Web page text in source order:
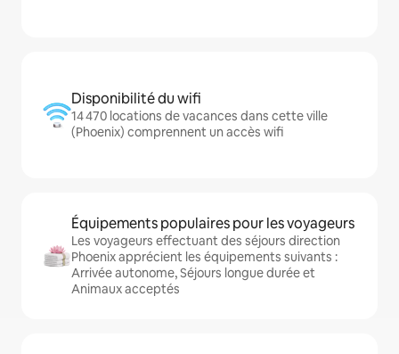
Disponibilité du wifi
14 470 locations de vacances dans cette ville
(Phoenix) comprennent un accès wifi
Équipements populaires pour les voyageurs
Les voyageurs effectuant des séjours direction
Phoenix apprécient les équipements suivants :
Arrivée autonome, Séjours longue durée et
Animaux acceptés